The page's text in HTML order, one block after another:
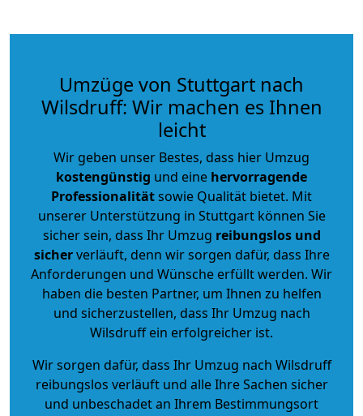
Umzüge von Stuttgart nach
Wilsdruff: Wir machen es Ihnen
leicht
Wir geben unser Bestes, dass hier Umzug
kostengünstig und eine hervorragende
Professionalitätsowie Qualität bietet. Mit
unserer Unterstützung in Stuttgart können Sie
sicher sein, dass Ihr Umzug reibungslos und
sicherverläuft, denn wir sorgen dafür, dass Ihre
Anforderungen und Wünsche erfüllt werden. Wir
haben die besten Partner, um Ihnen zu helfen
und sicherzustellen, dass Ihr Umzug nach
Wilsdruff ein erfolgreicher ist.
Wir sorgen dafür, dass Ihr Umzug nach Wilsdruff
reibungslos verläuft und alle Ihre Sachen sicher
und unbeschadet an Ihrem Bestimmungsort